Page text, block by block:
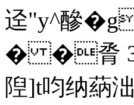
迳"y^醦
� �脀 3p
隉]t呁纳蒳